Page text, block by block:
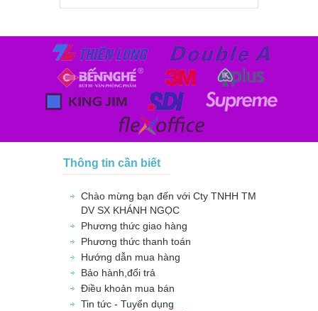
Thông tin cần biết
Chào mừng bạn đến với Cty TNHH TM
DV SX KHÁNH NGỌC
Phương thức giao hàng
Phương thức thanh toán
Hướng dẫn mua hàng
Bảo hành,đổi trả
Điều khoản mua bán
Tin tức - Tuyển dụng